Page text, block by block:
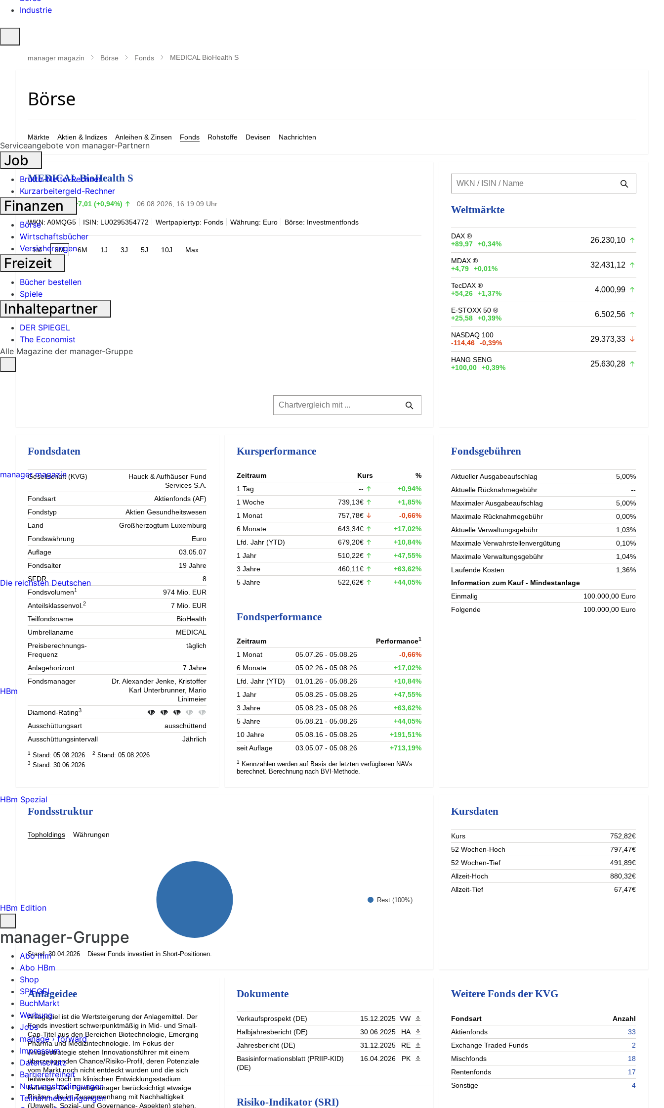
Industrie
öffnen
manager magazin Börse Fonds MEDICAL BioHealth S
Märkte Aktien & Indizes Anleihen & Zinsen Fonds Rohstoffe Devisen Nachrichten
MEDICAL BioHealth S
752,82 +7,01 (+0,94%) 06.08.2026, 16:19:09 Uhr
WKN: A0MQG5 ISIN: LU0295354772 Wertpapiertyp: Fonds Währung: Euro Börse: Investmentfonds
1M 3M 6M 1J 3J 5J 10J Max
Weltmärkte
DAX ®
+89,97
+0,34% 26.230,10
MDAX ®
+4,79
+0,01% 32.431,12
TecDAX ®
+54,26
+1,37% 4.000,99
E-STOXX 50 ®
+25,58
+0,39% 6.502,56
NASDAQ 100
-114,46
-0,39% 29.373,33
HANG SENG
+100,00
+0,39% 25.630,28
Fondsdaten
Gesellschaft (KVG)
Hauck & Aufhäuser Fund
Services S.A.
Fondsart
Aktienfonds (AF)
Fondstyp
Aktien Gesundheitswesen
Land
Großherzogtum Luxemburg
Fondswährung
Euro
Auflage
03.05.07
Fondsalter
19 Jahre
SFDR
8
Fondsvolumen1
974 Mio. EUR
Anteilsklassenvol.2
7 Mio. EUR
Teilfondsname
BioHealth
Umbrellaname
MEDICAL
Preisberechnungs-
Frequenz
täglich
Anlagehorizont
7 Jahre
Fondsmanager
Dr. Alexander Jenke, Kristoffer
Karl Unterbrunner, Mario
Linimeier
Diamond-Rating3
Ausschüttungsart
ausschüttend
Ausschüttungsintervall
Jährlich
1 Stand: 05.08.2026 2 Stand: 05.08.2026
3 Stand: 30.06.2026
Kursperformance
Zeitraum Kurs
%
1 Tag
--
+0,94%
1 Woche
739,13€
+1,85%
1 Monat
757,78€
-0,66%
6 Monate
643,34€
+17,02%
Lfd. Jahr (YTD)
679,20€
+10,84%
1 Jahr
510,22€
+47,55%
3 Jahre
460,11€
+63,62%
5 Jahre
522,62€ +44,05%
Fondsperformance
Zeitraum Performance1
1 Monat 05.07.26 - 05.08.26
-0,66%
6 Monate
05.02.26 - 05.08.26
+17,02%
Lfd. Jahr (YTD)
01.01.26 - 05.08.26
+10,84%
1 Jahr
05.08.25 - 05.08.26
+47,55%
3 Jahre
05.08.23 - 05.08.26
+63,62%
5 Jahre
05.08.21 - 05.08.26
+44,05%
10 Jahre
05.08.16 - 05.08.26
+191,51%
seit Auflage
03.05.07 - 05.08.26 +713,19%
1
Kennzahlen werden auf Basis der letzten verfügbaren NAVs
berechnet. Berechnung nach BVI-Methode.
Fondsgebühren
Aktueller Ausgabeaufschlag
5,00%
Aktuelle Rücknahmegebühr
--
Maximaler Ausgabeaufschlag
5,00%
Maximale Rücknahmegebühr
0,00%
Aktuelle Verwaltungsgebühr
1,03%
Maximale Verwahrstellenvergütung
0,10%
Maximale Verwaltungsgebühr
1,04%
Laufende Kosten
1,36%
Information zum Kauf - Mindestanlage
Einmalig
100.000,00 Euro
Folgende
100.000,00 Euro
Fondsstruktur
Topholdings Währungen
Rest (100%)
Stand: 30.04.2026 Dieser Fonds investiert in Short-Positionen.
Kursdaten
Kurs
752,82€
52 Wochen-Hoch
797,47€
52 Wochen-Tief
491,89€
Allzeit-Hoch
880,32€
Allzeit-Tief
67,47€
Anlageidee
Anlageziel ist die Wertsteigerung der Anlagemittel. Der
Fonds investiert schwerpunktmäßig in Mid- und Small-
Cap-Titel aus den Bereichen Biotechnologie, Emerging
Pharma und Medizintechnologie. Im Fokus der
Anlagestrategie stehen Innovationsführer mit einem
überzeugenden Chance/Risiko-Profil, deren Potenziale
vom Markt noch nicht entdeckt wurden und die sich
teilweise noch im klinischen Entwicklungsstadium
befinden. Der Fondsmanager berücksichtigt etwaige
Risiken, die im Zusammenhang mit Nachhaltigkeit
(Umwelt-, Sozial- und Governance- Aspekten) stehen.
Dokumente
Verkaufsprospekt (DE) 15.12.2025 VW
PDF herunterladen
Halbjahresbericht (DE)
30.06.2025 HA
PDF herunterladen
Jahresbericht (DE)
31.12.2025 RE
PDF herunterladen
Basisinformationsblatt (PRIIP-KID)
(DE)
16.04.2026 PK PDF herunterladen
Risiko-Indikator (SRI)
Weitere Fonds der KVG
Fondsart
Anzahl
Aktienfonds
33
Exchange Traded Funds
2
Mischfonds
18
Rentenfonds
17
Sonstige
4
Serviceangebote von manager-Partnern
Job
Brutto-Netto-Rechner
Kurzarbeitergeld-Rechner
Finanzen
Börse
Wirtschaftsbücher
Versicherungen
Freizeit
Bücher bestellen
Spiele
Inhaltepartner
DER SPIEGEL
The Economist
Alle Magazine der manager-Gruppe
manager magazin
Die reichsten Deutschen
HBm
HBm Spezial
HBm Edition
manager-Gruppe
Abo mm
Abo HBm
Shop
SPIEGEL
BuchMarkt
Werbung
Jobs
manage › forward
Impressum
Datenschutz
Barrierefreiheit
Nutzungsbedingungen
Teilnahmebedingungen